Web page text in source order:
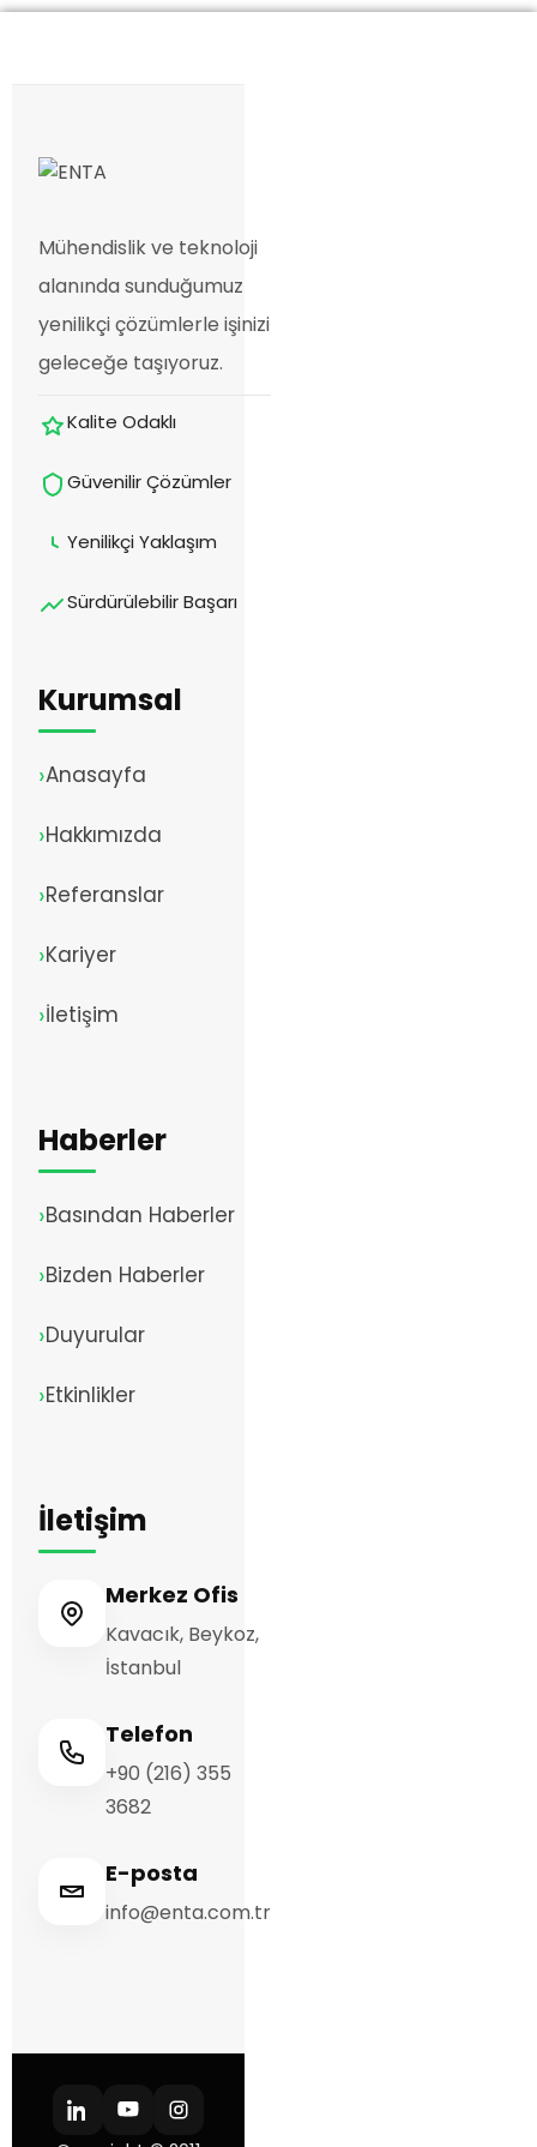
Mühendislik ve teknoloji
alanında sunduğumuz
yenilikçi çözümlerle işinizi
geleceğe taşıyoruz.
Kalite Odaklı
Güvenilir Çözümler
Yenilikçi Yaklaşım
Sürdürülebilir Başarı
Kurumsal
Anasayfa
Hakkımızda
Referanslar
Kariyer
İletişim
Haberler
Basından Haberler
Bizden Haberler
Duyurular
Etkinlikler
İletişim
Merkez Ofis
Kavacık, Beykoz,
İstanbul
Telefon
+90 (216) 355
3682
E-posta
info@enta.com.tr